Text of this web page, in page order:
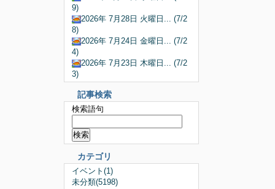
9)
2026年 7月28日 火曜日... (7/2
8)
2026年 7月24日 金曜日... (7/2
4)
2026年 7月23日 木曜日... (7/2
3)
記事検索
検索語句
カテゴリ
イベント(1)
未分類(5198)